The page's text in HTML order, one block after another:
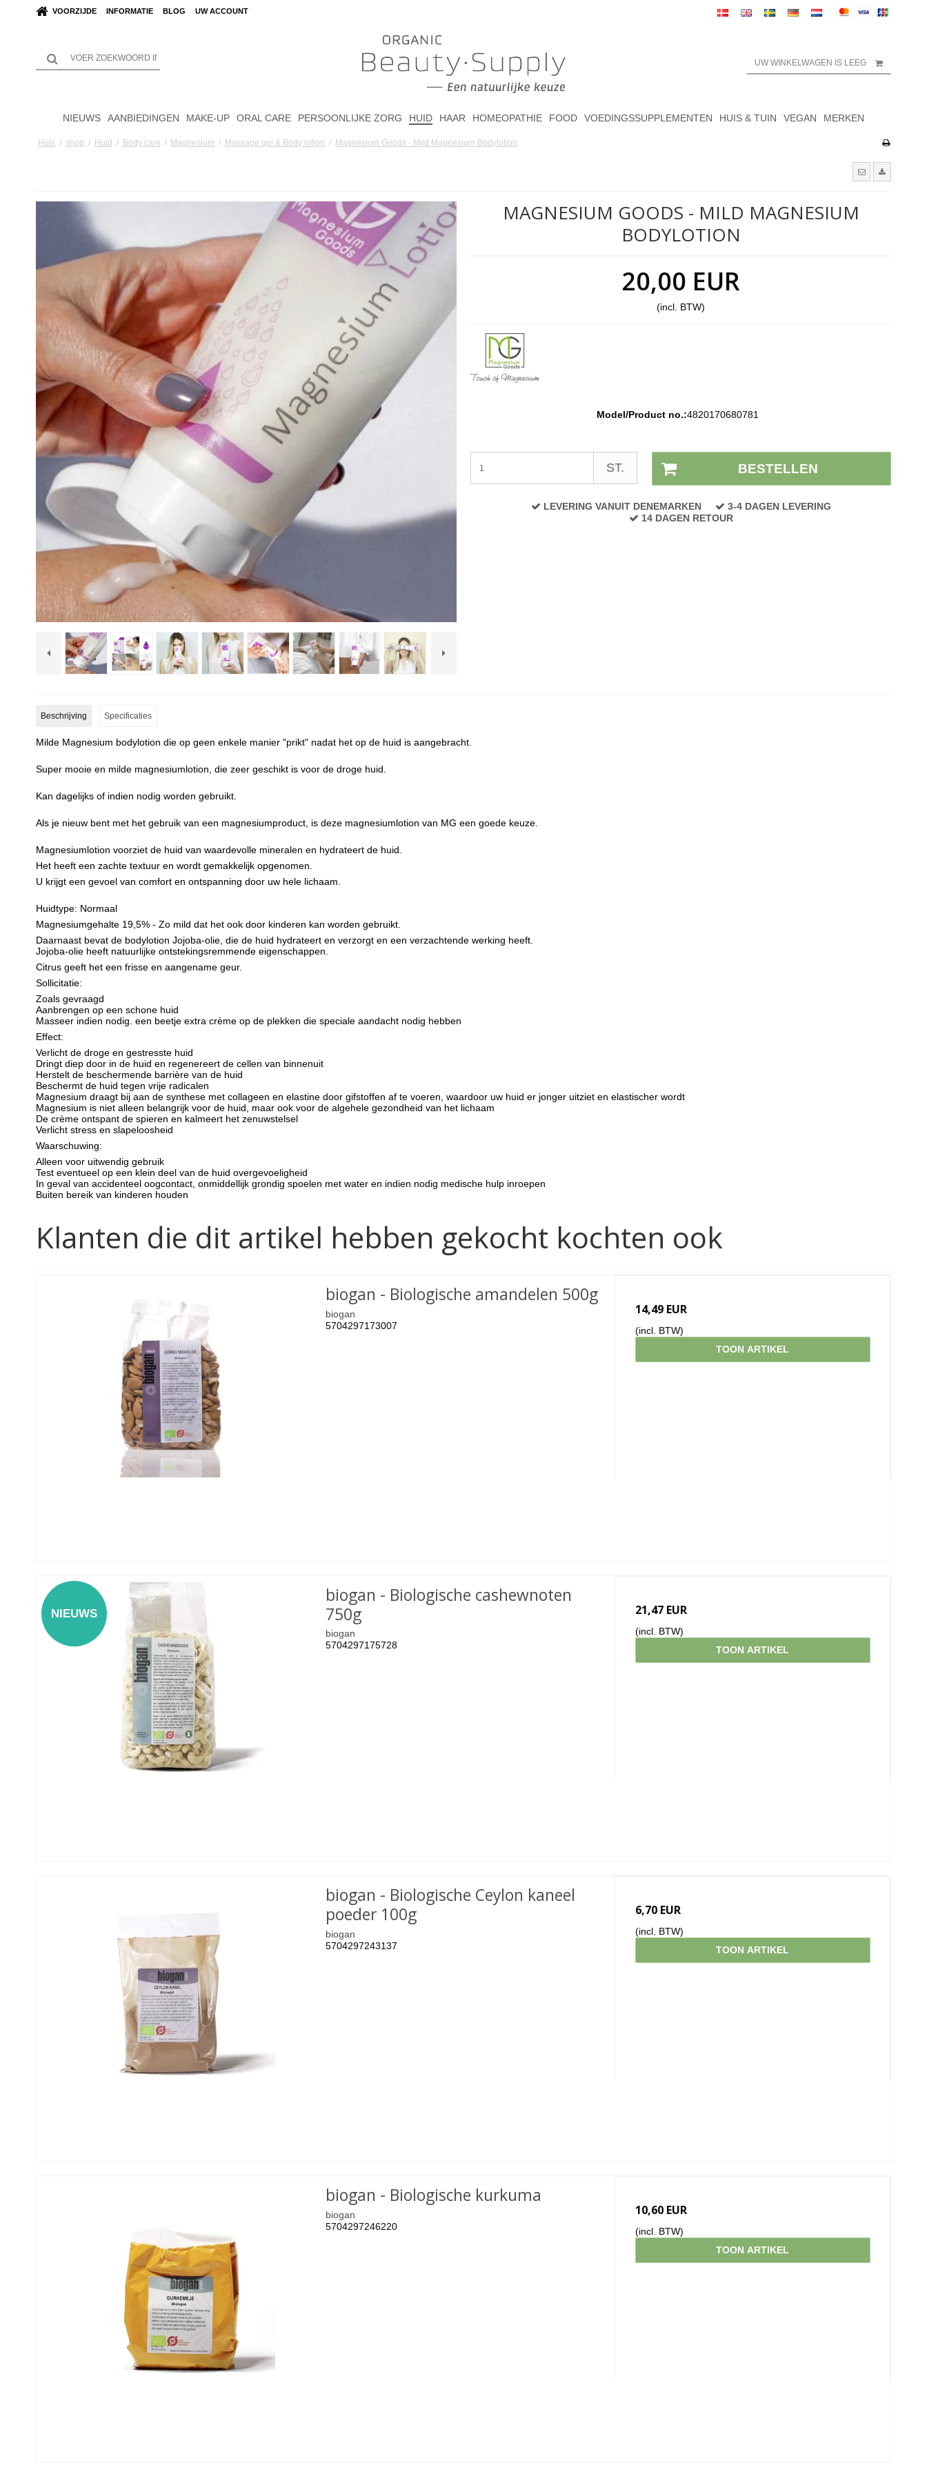
VOORZIJDE INFORMATIE BLOG UW ACCOUNT
UW WINKELWAGEN IS LEEG
NIEUWS AANBIEDINGEN MAKE-UP ORAL CARE PERSOONLIJKE ZORG HUID HAAR HOMEOPATHIE FOOD VOEDINGSSUPPLEMENTEN HUIS & TUIN VEGAN MERKEN
Huis / shop / Huid / Body care / Magnesium / Massage gel & Body lotion / Magnesium Goods - Mild Magnesium Bodylotion
MAGNESIUM GOODS - MILD MAGNESIUM
BODYLOTION
20,00 EUR
(incl. BTW)
Model/Product no.:4820170680781
ST. BESTELLEN
LEVERING VANUIT DENEMARKEN
3-4 DAGEN LEVERING
14 DAGEN RETOUR
Beschrijving Specificaties
Milde Magnesium bodylotion die op geen enkele manier "prikt" nadat het op de huid is aangebracht.
Super mooie en milde magnesiumlotion, die zeer geschikt is voor de droge huid.
Kan dagelijks of indien nodig worden gebruikt.
Als je nieuw bent met het gebruik van een magnesiumproduct, is deze magnesiumlotion van MG een goede keuze.
Magnesiumlotion voorziet de huid van waardevolle mineralen en hydrateert de huid.
Het heeft een zachte textuur en wordt gemakkelijk opgenomen.
U krijgt een gevoel van comfort en ontspanning door uw hele lichaam.
Huidtype: Normaal
Magnesiumgehalte 19,5% - Zo mild dat het ook door kinderen kan worden gebruikt.
Daarnaast bevat de bodylotion Jojoba-olie, die de huid hydrateert en verzorgt en een verzachtende werking heeft.
Jojoba-olie heeft natuurlijke ontstekingsremmende eigenschappen.
Citrus geeft het een frisse en aangename geur.
Sollicitatie:
Zoals gevraagd
Aanbrengen op een schone huid
Masseer indien nodig. een beetje extra crème op de plekken die speciale aandacht nodig hebben
Effect:
Verlicht de droge en gestresste huid
Dringt diep door in de huid en regenereert de cellen van binnenuit
Herstelt de beschermende barrière van de huid
Beschermt de huid tegen vrije radicalen
Magnesium draagt ​​bij aan de synthese met collageen en elastine door gifstoffen af ​​te voeren, waardoor uw huid er jonger uitziet en elastischer wordt
Magnesium is niet alleen belangrijk voor de huid, maar ook voor de algehele gezondheid van het lichaam
De crème ontspant de spieren en kalmeert het zenuwstelsel
Verlicht stress en slapeloosheid
Waarschuwing:
Alleen voor uitwendig gebruik
Test eventueel op een klein deel van de huid overgevoeligheid
In geval van accidenteel oogcontact, onmiddellijk grondig spoelen met water en indien nodig medische hulp inroepen
Buiten bereik van kinderen houden
Klanten die dit artikel hebben gekocht kochten ook
biogan - Biologische amandelen 500g
biogan
5704297173007
14,49 EUR
(incl. BTW)
TOON ARTIKEL
NIEUWS
biogan - Biologische cashewnoten
750g
biogan
5704297175728
21,47 EUR
(incl. BTW)
TOON ARTIKEL
biogan - Biologische Ceylon kaneel
poeder 100g
biogan
5704297243137
6,70 EUR
(incl. BTW)
TOON ARTIKEL
biogan - Biologische kurkuma
biogan
5704297246220
10,60 EUR
(incl. BTW)
TOON ARTIKEL